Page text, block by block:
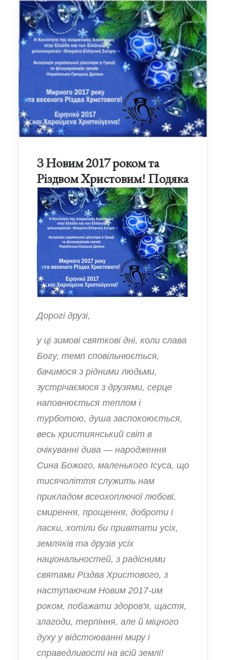
З Новим 2017 роком та
Різдвом Христовим! Подяка
Дорогі друзі,
у ці зимові святкові дні, коли слава
Богу, темп сповільнюється,
бачимося з рідними людьми,
зустрічаємося з друзями, серце
наповнюється теплом і
турботою, душа заспокоюється,
весь християнський світ в
очікуванні дива — народження
Сина Божого, маленького Ісуса, що
тисячоліття служить нам
прикладом всеохоплючої любові,
смирення, прощення, доброти і
ласки, хотіли би привітати усіх,
земляків та друзів усіх
національностей, з радісними
святами Різдва Христового, з
наступаючим Новим 2017-им
роком, побажати здоров'я, щастя,
злагоди, терпіння, але й міцного
духу у відстоюванні миру і
справедливості на всій землі!